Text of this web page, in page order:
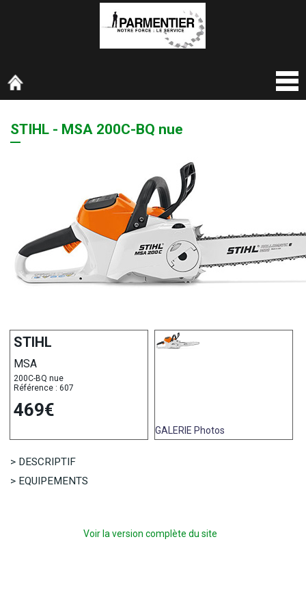
STIHL - MSA 200C-BQ nue
STIHL
MSA
200C-BQ nue
Référence : 607
469€
GALERIE Photos
> DESCRIPTIF
> EQUIPEMENTS
Voir la version complète du site